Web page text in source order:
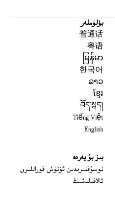
بۆلۈملەر
普通话
粤语
မြန်မာ
한국어
ລາວ
ខ្មែរ
བོད་སྐད།
Tiếng Việt
English
بىز بۇ يەردە
توسۇقلىرىدىن ئۆتۈش قوراللىرى
ئالاقىلىشىڭ